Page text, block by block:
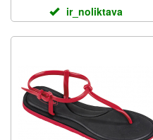
ir_noliktava